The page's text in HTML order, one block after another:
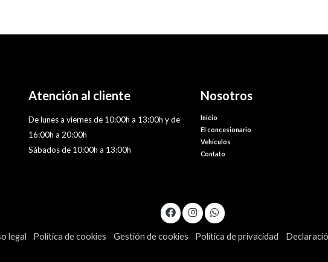
Atención al cliente
De lunes a viernes de 10:00h a 13:00h y de
16:00h a 20:00h
Sábados de 10:00h a 13:00h
Nosotros
Inicio
El concesionario
Vehículos
Contato
legal Política de cookies Gestión de cookies Política de privacidad